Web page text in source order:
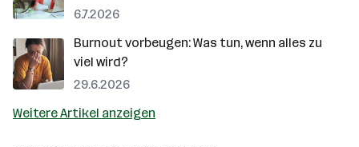
6.7.2026
Burnout vorbeugen: Was tun, wenn alles zu
viel wird?
29.6.2026
Weitere Artikel anzeigen